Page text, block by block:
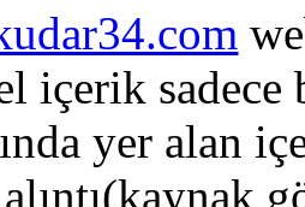
içerik sadece
yer alan